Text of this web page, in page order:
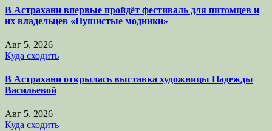
В Астрахани впервые пройдёт фестиваль для питомцев и
их владельцев «Пушистые модники»
Авг 5, 2026
Куда сходить
В Астрахани открылась выставка художницы Надежды
Васильевой
Авг 5, 2026
Куда сходить